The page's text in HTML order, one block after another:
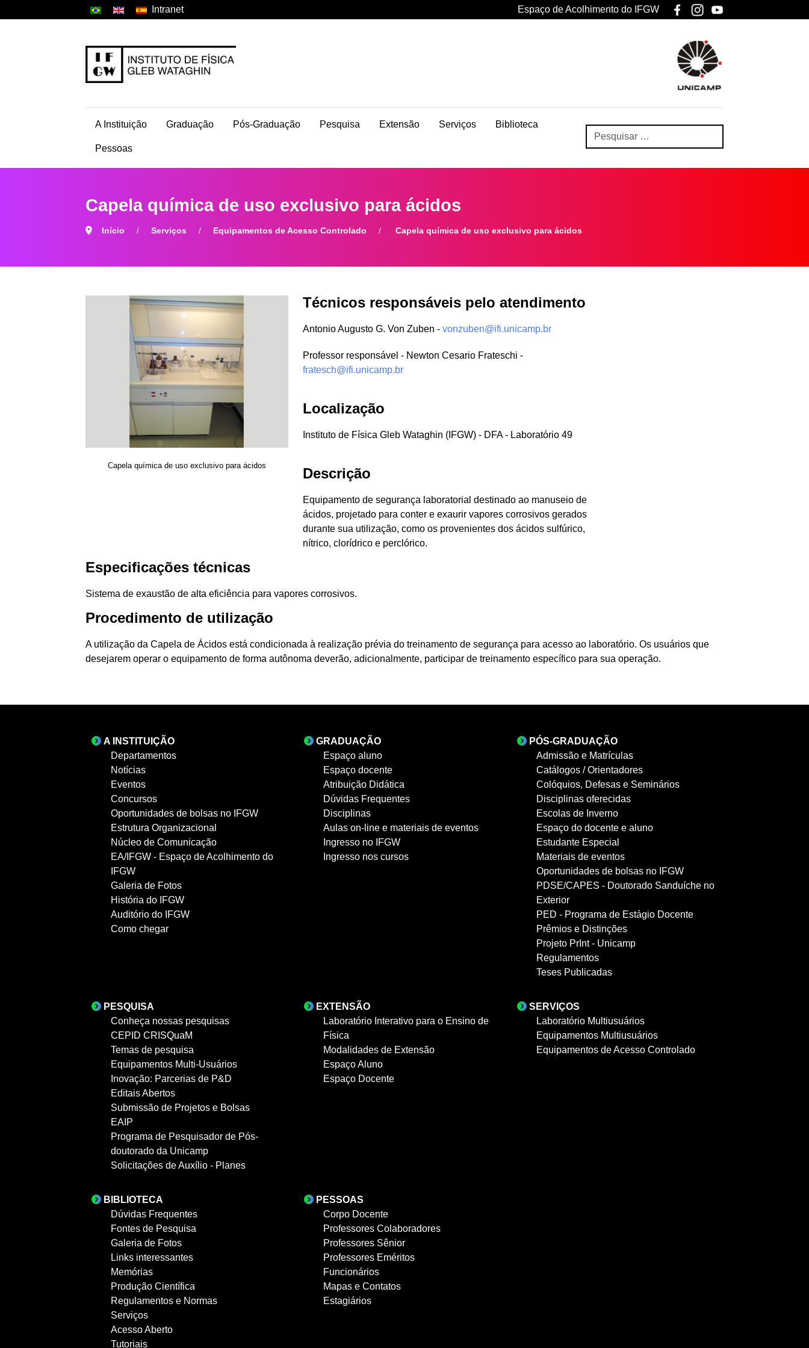
Intranet Espaço de Acolhimento do IFGW
A Instituição Graduação Pós-Graduação Pesquisa Extensão Serviços Biblioteca
Pessoas
Capela química de uso exclusivo para ácidos
Início Serviços Equipamentos de Acesso Controlado Capela química de uso exclusivo para ácidos
Capela química de uso exclusivo para ácidos
Técnicos responsáveis pelo atendimento
Antonio Augusto G. Von Zuben -vonzuben@ifi.unicamp.br
Professor responsável - Newton Cesario Frateschi -
fratesch@ifi.unicamp.br
Localização
Instituto de Física Gleb Wataghin (IFGW) - DFA - Laboratório 49
Descrição
Equipamento de segurança laboratorial destinado ao manuseio de
ácidos, projetado para conter e exaurir vapores corrosivos gerados
durante sua utilização, como os provenientes dos ácidos sulfúrico,
nítrico, clorídrico e perclórico.
Especificações técnicas
Sistema de exaustão de alta eficiência para vapores corrosivos.
Procedimento de utilização
A utilização da Capela de Ácidos está condicionada à realização prévia do treinamento de segurança para acesso ao laboratório. Os usuários que
desejarem operar o equipamento de forma autônoma deverão, adicionalmente, participar de treinamento específico para sua operação.
A INSTITUIÇÃO
Departamentos
Notícias
Eventos
Concursos
Oportunidades de bolsas no IFGW
Estrutura Organizacional
Núcleo de Comunicação
EA/IFGW - Espaço de Acolhimento do
IFGW
Galeria de Fotos
História do IFGW
Auditório do IFGW
Como chegar
GRADUAÇÃO
Espaço aluno
Espaço docente
Atribuição Didática
Dúvidas Frequentes
Disciplinas
Aulas on-line e materiais de eventos
Ingresso no IFGW
Ingresso nos cursos
PÓS-GRADUAÇÃO
Admissão e Matrículas
Catálogos / Orientadores
Colóquios, Defesas e Seminários
Disciplinas oferecidas
Escolas de Inverno
Espaço do docente e aluno
Estudante Especial
Materiais de eventos
Oportunidades de bolsas no IFGW
PDSE/CAPES - Doutorado Sanduíche no
Exterior
PED - Programa de Estágio Docente
Prêmios e Distinções
Projeto PrInt - Unicamp
Regulamentos
Teses Publicadas
PESQUISA
Conheça nossas pesquisas
CEPID CRISQuaM
Temas de pesquisa
Equipamentos Multi-Usuários
Inovação: Parcerias de P&D
Editais Abertos
Submissão de Projetos e Bolsas
EAIP
Programa de Pesquisador de Pós-
doutorado da Unicamp
Solicitações de Auxílio - Planes
EXTENSÃO
Laboratório Interativo para o Ensino de
Física
Modalidades de Extensão
Espaço Aluno
Espaço Docente
SERVIÇOS
Laboratório Multiusuários
Equipamentos Multiusuários
Equipamentos de Acesso Controlado
BIBLIOTECA
Dúvidas Frequentes
Fontes de Pesquisa
Galeria de Fotos
Links interessantes
Memórias
Produção Científica
Regulamentos e Normas
Serviços
Acesso Aberto
Tutoriais
PESSOAS
Corpo Docente
Professores Colaboradores
Professores Sênior
Professores Eméritos
Funcionários
Mapas e Contatos
Estagiários